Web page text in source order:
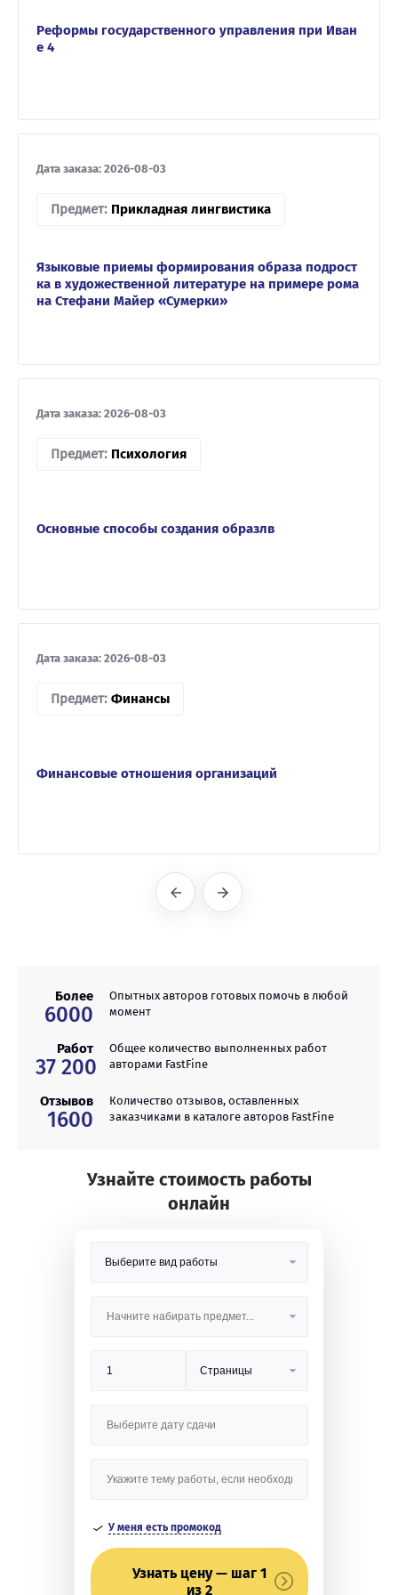
Реформы государственного управления при Иван
е 4
Дата заказа: 2026-08-03
Предмет: Прикладная лингвистика
Языковые приемы формирования образа подрост
ка в художественной литературе на примере рома
на Стефани Майер «Сумерки»
Дата заказа: 2026-08-03
Предмет: Психология
Основные способы создания образлв
Дата заказа: 2026-08-03
Предмет: Финансы
Финансовые отношения организаций
Назад Вперед
Более
6000
Опытных авторов готовых помочь в любой
момент
Работ
37 200
Общее количество выполненных работ
авторами FastFine
Отзывов
1600
Количество отзывов, оставленных
заказчиками в каталоге авторов FastFine
Узнайте стоимость работы
онлайн
У меня есть промокод
Узнать цену — шаг 1
из 2